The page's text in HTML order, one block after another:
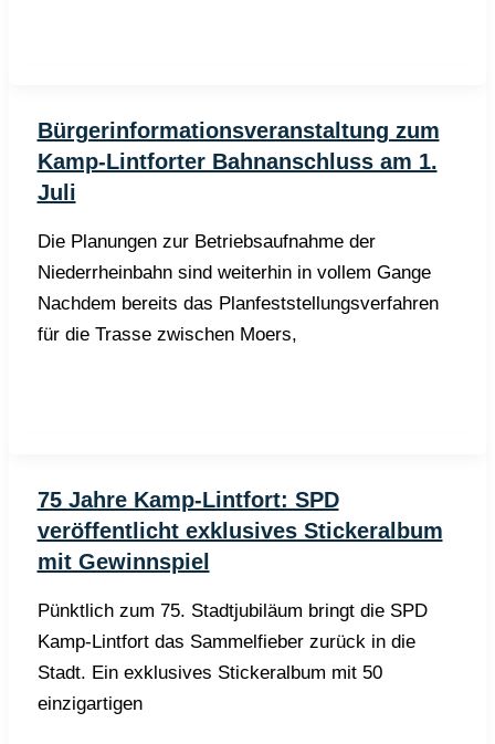
Bürgerinformationsveranstaltung zum
Kamp-Lintforter Bahnanschluss am 1.
Juli
Die Planungen zur Betriebsaufnahme der
Niederrheinbahn sind weiterhin in vollem Gange
Nachdem bereits das Planfeststellungsverfahren
für die Trasse zwischen Moers,
75 Jahre Kamp-Lintfort: SPD
veröffentlicht exklusives Stickeralbum
mit Gewinnspiel
Pünktlich zum 75. Stadtjubiläum bringt die SPD
Kamp-Lintfort das Sammelfieber zurück in die
Stadt. Ein exklusives Stickeralbum mit 50
einzigartigen